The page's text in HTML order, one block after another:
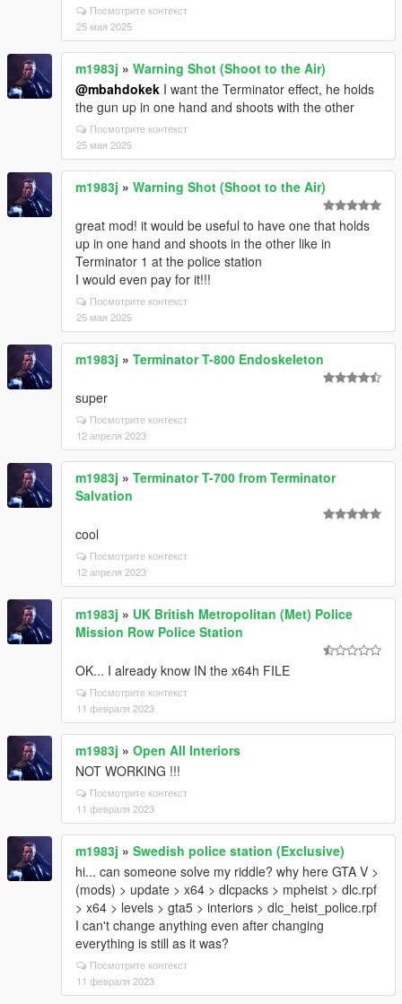
Посмотрите контекст
25 мая 2025
m1983j » Warning Shot (Shoot to the Air)
@mbahdokek I want the Terminator effect, he holds
the gun up in one hand and shoots with the other
Посмотрите контекст
25 мая 2025
m1983j » Warning Shot (Shoot to the Air)
great mod! it would be useful to have one that holds
up in one hand and shoots in the other like in
Terminator 1 at the police station
I would even pay for it!!!
Посмотрите контекст
25 мая 2025
m1983j » Terminator T-800 Endoskeleton
super
Посмотрите контекст
12 апреля 2023
m1983j » Terminator T-700 from Terminator
Salvation
cool
Посмотрите контекст
12 апреля 2023
m1983j » UK British Metropolitan (Met) Police
Mission Row Police Station
OK... I already know IN the x64h FILE
Посмотрите контекст
11 февраля 2023
m1983j » Open All Interiors
NOT WORKING !!!
Посмотрите контекст
11 февраля 2023
m1983j » Swedish police station (Exclusive)
hi... can someone solve my riddle? why here GTA V >
(mods) > update > x64 > dlcpacks > mpheist > dlc.rpf
> x64 > levels > gta5 > interiors > dlc_heist_police.rpf
I can't change anything even after changing
everything is still as it was?
Посмотрите контекст
11 февраля 2023